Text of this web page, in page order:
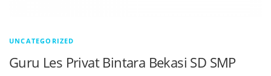
UNCATEGORIZED
Guru Les Privat Bintara Bekasi SD SMP